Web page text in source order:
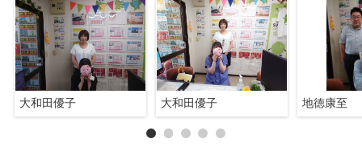
大和田優子 大和田優子 地徳康至